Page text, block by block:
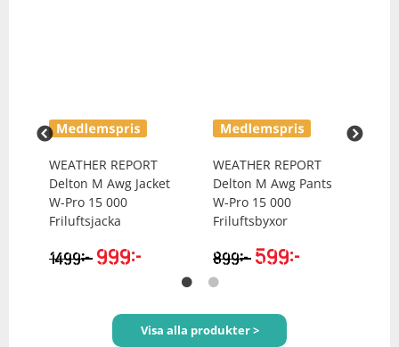
Stavar
Träning
Tält
Stavar
Träning
Tält
Orientering
Outdoor
Padel
WEATHER REPORT
Delton M Awg Jacket
W-Pro 15 000
Friluftsjacka
1499kr 999kr
WEATHER REPORT
Delton M Awg Pants
W-Pro 15 000
Friluftsbyxor
899kr 599kr
Visa alla produkter >